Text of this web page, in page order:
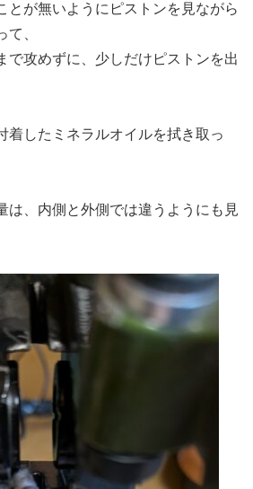
とが無いようにピストンを見ながら
、
で攻めずに、少しだけピストンを出
着したミネラルオイルを拭き取っ
は、内側と外側では違うようにも見